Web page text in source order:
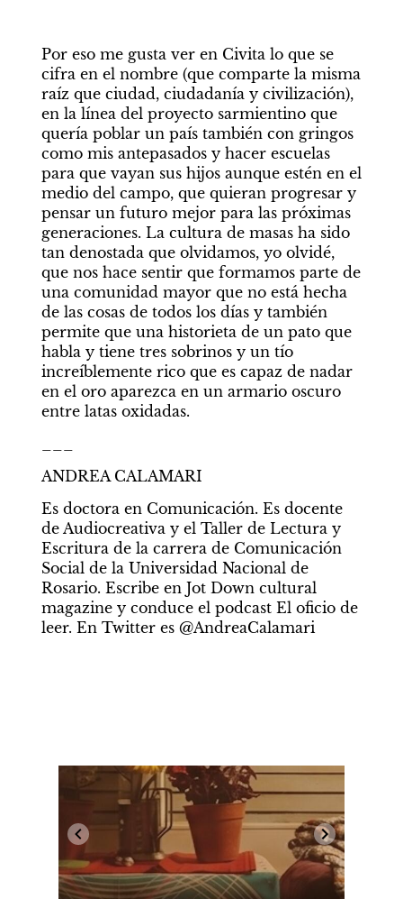
Por eso me gusta ver en Civita lo que se
cifra en el nombre (que comparte la misma
raíz que ciudad, ciudadanía y civilización),
en la línea del proyecto sarmientino que
quería poblar un país también con gringos
como mis antepasados y hacer escuelas
para que vayan sus hijos aunque estén en el
medio del campo, que quieran progresar y
pensar un futuro mejor para las próximas
generaciones. La cultura de masas ha sido
tan denostada que olvidamos, yo olvidé,
que nos hace sentir que formamos parte de
una comunidad mayor que no está hecha
de las cosas de todos los días y también
permite que una historieta de un pato que
habla y tiene tres sobrinos y un tío
increíblemente rico que es capaz de nadar
en el oro aparezca en un armario oscuro
entre latas oxidadas.
ANDREA CALAMARI
Es doctora en Comunicación. Es docente
de Audiocreativa y el Taller de Lectura y
Escritura de la carrera de Comunicación
Social de la Universidad Nacional de
Rosario. Escribe en Jot Down cultural
magazine y conduce el podcast El oficio de
leer. En Twitter es @AndreaCalamari